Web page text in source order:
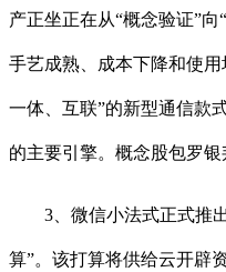
产正坐正在从“概念验证”
手艺成熟、成本下降和使
一体、互联”的新型通信款
的主要引擎。概念股包罗银
3、微信小法式正式推出
算”。该打算将供给云开辟